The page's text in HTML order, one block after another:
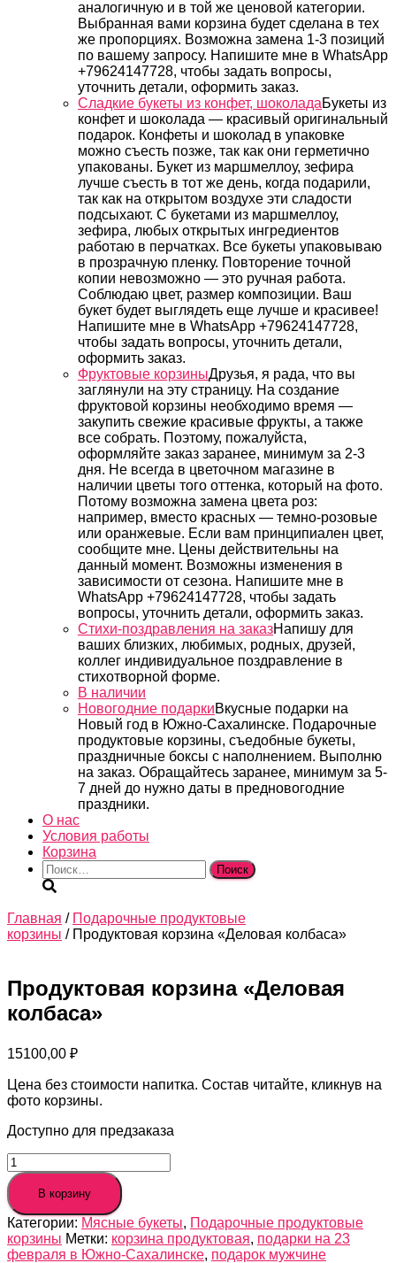
аналогичную и в той же ценовой категории.
Выбранная вами корзина будет сделана в тех
же пропорциях. Возможна замена 1-3 позиций
по вашему запросу. Напишите мне в WhatsApp
+79624147728, чтобы задать вопросы,
уточнить детали, оформить заказ.
Сладкие букеты из конфет, шоколадаБукеты из
конфет и шоколада — красивый оригинальный
подарок. Конфеты и шоколад в упаковке
можно съесть позже, так как они герметично
упакованы. Букет из маршмеллоу, зефира
лучше съесть в тот же день, когда подарили,
так как на открытом воздухе эти сладости
подсыхают. С букетами из маршмеллоу,
зефира, любых открытых ингредиентов
работаю в перчатках. Все букеты упаковываю
в прозрачную пленку. Повторение точной
копии невозможно — это ручная работа.
Соблюдаю цвет, размер композиции. Ваш
букет будет выглядеть еще лучше и красивее!
Напишите мне в WhatsApp +79624147728,
чтобы задать вопросы, уточнить детали,
оформить заказ.
Фруктовые корзиныДрузья, я рада, что вы
заглянули на эту страницу. На создание
фруктовой корзины необходимо время —
закупить свежие красивые фрукты, а также
все собрать. Поэтому, пожалуйста,
оформляйте заказ заранее, минимум за 2-3
дня. Не всегда в цветочном магазине в
наличии цветы того оттенка, который на фото.
Потому возможна замена цвета роз:
например, вместо красных — темно-розовые
или оранжевые. Если вам принципиален цвет,
сообщите мне. Цены действительны на
данный момент. Возможны изменения в
зависимости от сезона. Напишите мне в
WhatsApp +79624147728, чтобы задать
вопросы, уточнить детали, оформить заказ.
Стихи-поздравления на заказНапишу для
ваших близких, любимых, родных, друзей,
коллег индивидуальное поздравление в
стихотворной форме.
В наличии
Новогодние подаркиВкусные подарки на
Новый год в Южно-Сахалинске. Подарочные
продуктовые корзины, съедобные букеты,
праздничные боксы с наполнением. Выполню
на заказ. Обращайтесь заранее, минимум за 5-
7 дней до нужно даты в предновогодние
праздники.
О нас
Условия работы
Корзина
Найти:
Главная / Подарочные продуктовые
корзины / Продуктовая корзина «Деловая колбаса»
Продуктовая корзина «Деловая
колбаса»
15100,00 ₽
Цена без стоимости напитка. Состав читайте, кликнув на
фото корзины.
Доступно для предзаказа
Количество
товара
Продуктовая
корзина
«Деловая
колбаса»
В корзину
Категории: Мясные букеты, Подарочные продуктовые
корзины Метки: корзина продуктовая, подарки на 23
февраля в Южно-Сахалинске, подарок мужчине